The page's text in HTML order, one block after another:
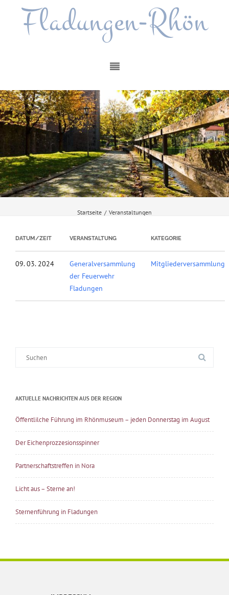
Fladungen-Rhön
Startseite / Veranstaltungen
DATUM/ZEIT VERANSTALTUNG KATEGORIE
09. 03. 2024
Generalversammlung
der Feuerwehr
Fladungen
Mitgliederversammlung
AKTUELLE NACHRICHTEN AUS DER REGION
Öffentlilche Führung im Rhönmuseum – jeden Donnerstag im August
Der Eichenprozzesionsspinner
Partnerschaftstreffen in Nora
Licht aus – Sterne an!
Sternenführung in Fladungen